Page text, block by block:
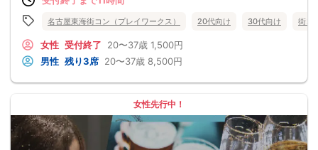
名古屋東海街コン（プレイワークス） 20代向け 30代向け 街コ
女性 受付終了 20〜37歳 1,500円
男性 残り3席 20〜37歳 8,500円
女性先行中！